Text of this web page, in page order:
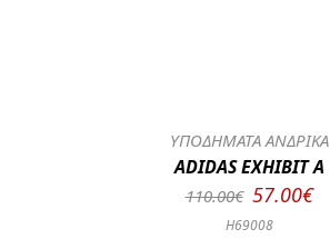
ΥΠΟΔΗΜΑΤΑ ΑΝΔΡΙΚΑ
ADIDAS EXHIBIT A
110.00€ 57.00€
H69008